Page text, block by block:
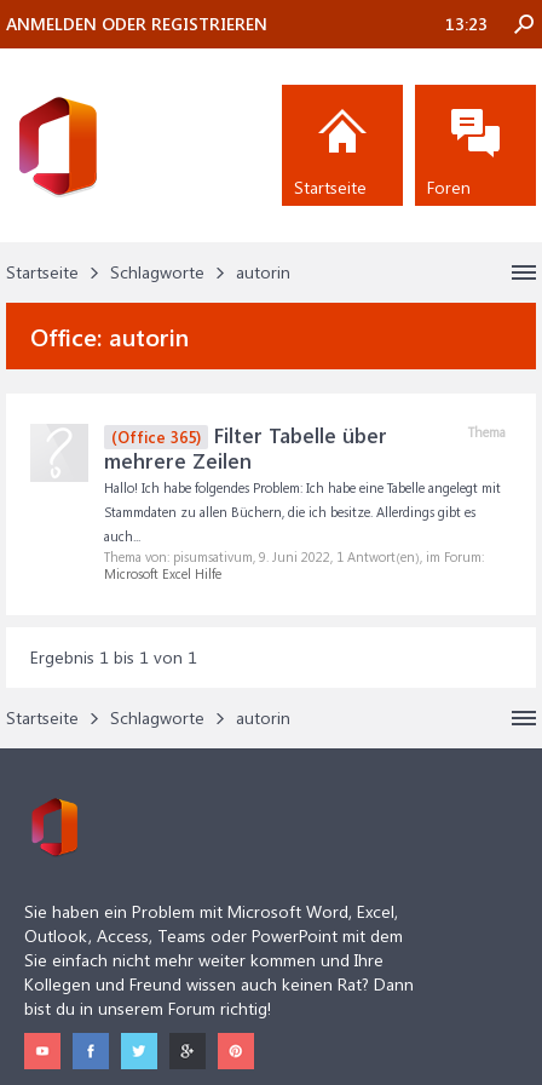
Startseite Schlagworte autorin
Office: autorin
Thema
(Office 365)
Filter Tabelle über
mehrere Zeilen
Hallo! Ich habe folgendes Problem: Ich habe eine Tabelle angelegt mit
Stammdaten zu allen Büchern, die ich besitze. Allerdings gibt es
auch...
Thema von: pisumsativum, 9. Juni 2022, 1 Antwort(en), im Forum:
Microsoft Excel Hilfe
Ergebnis 1 bis 1 von 1
Startseite Schlagworte autorin
ANMELDEN ODER REGISTRIEREN 13:23
Startseite Foren
Sie haben ein Problem mit Microsoft Word, Excel,
Outlook, Access, Teams oder PowerPoint mit dem
Sie einfach nicht mehr weiter kommen und Ihre
Kollegen und Freund wissen auch keinen Rat? Dann
bist du in unserem Forum richtig!